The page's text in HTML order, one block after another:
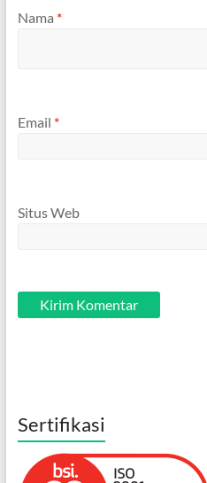
Nama *
Email *
Situs Web
Sertifikasi